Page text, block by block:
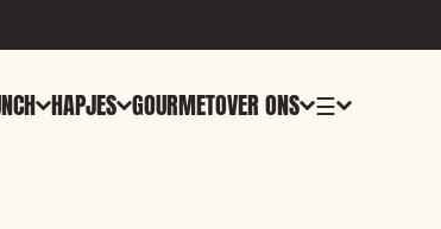
HAPJES GOURMETOVER ONS ☰